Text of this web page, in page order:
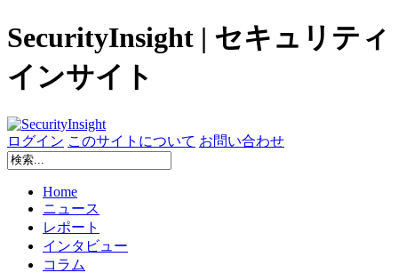
SecurityInsight | セキュリティ
インサイト
ログイン このサイトについて お問い合わせ
Home
ニュース
レポート
インタビュー
コラム